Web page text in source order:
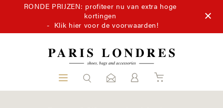
RONDE PRIJZEN: profiteer nu van extra hoge
kortingen
- Klik hier voor de voorwaarden!